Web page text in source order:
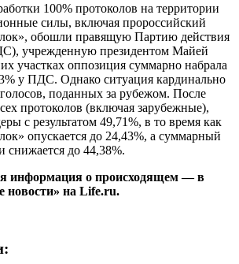
100% протоколов на территории
силы, включая пророссийский
обошли правящую Партию действия
учрежденную президентом Майей
участках оппозиция суммарно набрала
у ПДС. Однако ситуация кардинально
поданных за рубежом. После
протоколов (включая зарубежные),
с результатом 49,71%, в то время как
опускается до 24,43%, а суммарный
снижается до 44,38%.
информация о происходящем — в
новости» на Life.ru.